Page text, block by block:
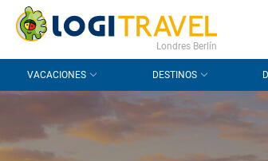
CONTACTO PREGUNTAS FRECUENTES
Londres Berlín
VACACIONES DESTINOS